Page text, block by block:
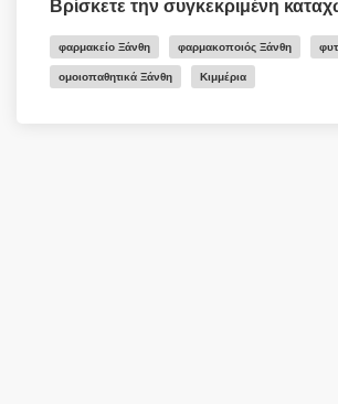
Βρίσκετε την συγκεκριμένη
φαρμακείο Ξάνθη φαρμακοποιός Ξάνθη
ομοιοπαθητικά Ξάνθη Κιμμέρια